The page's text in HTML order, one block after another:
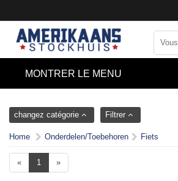
MONTRER LE MENU
changez catégorie Filtrer
Home Onderdelen/Toebehoren Fiets
« 1 »